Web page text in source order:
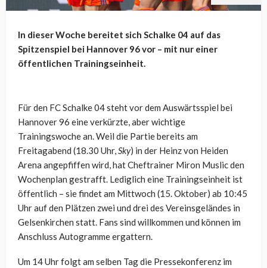
In dieser Woche bereitet sich Schalke 04 auf das
Spitzenspiel bei Hannover 96 vor – mit nur einer
öffentlichen Trainingseinheit.
Für den FC Schalke 04 steht vor dem Auswärtsspiel bei
Hannover 96 eine verkürzte, aber wichtige
Trainingswoche an. Weil die Partie bereits am
Freitagabend (18.30 Uhr,Sky) in der Heinz von Heiden
Arena angepfiffen wird, hat Cheftrainer Miron Muslic den
Wochenplan gestrafft. Lediglich eine Trainingseinheit ist
öffentlich – sie findet am Mittwoch (15. Oktober) ab 10:45
Uhr auf den Plätzen zwei und drei des Vereinsgeländes in
Gelsenkirchen statt. Fans sind willkommen und können im
Anschluss Autogramme ergattern.
Um 14 Uhr folgt am selben Tag die Pressekonferenz im